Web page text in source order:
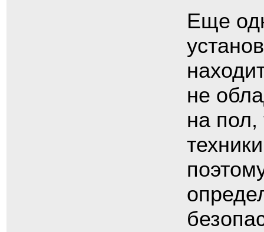
Еще
не
на пол,